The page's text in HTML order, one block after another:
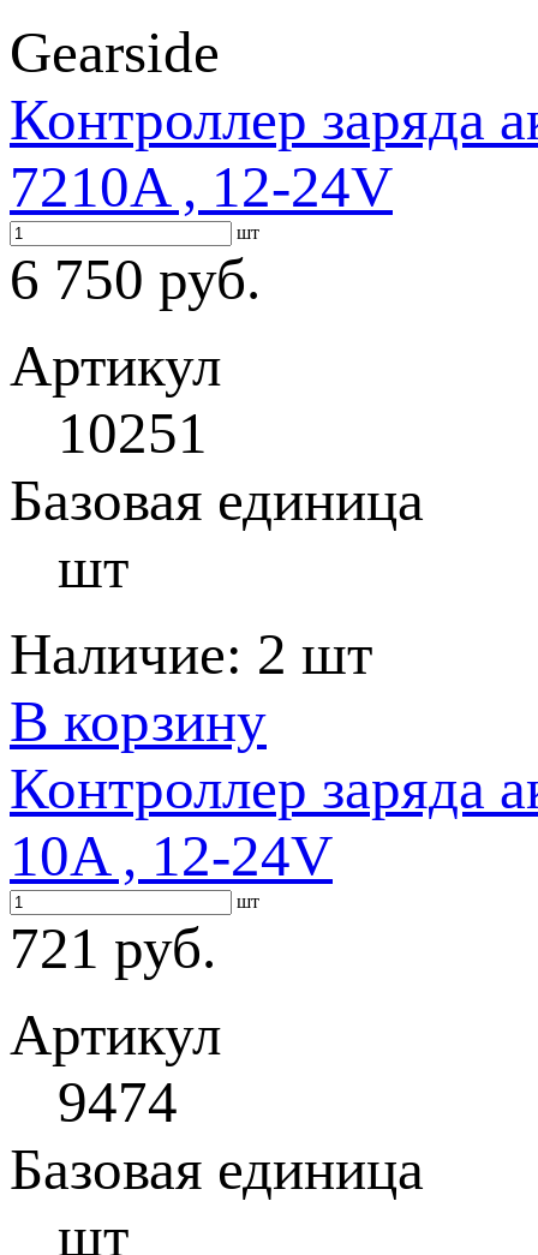
Gearside
Контроллер заряда
7210A , 12-24V
шт
6 750 руб.
Артикул
10251
Базовая единица
шт
Наличие: 2 шт
В корзину
Контроллер заряда
10A , 12-24V
шт
721 руб.
Артикул
9474
Базовая единица
шт